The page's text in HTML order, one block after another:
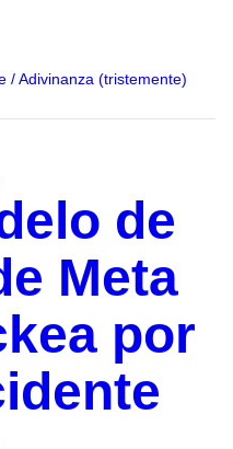
/ Adivinanza (tristemente)
de
Meta
por